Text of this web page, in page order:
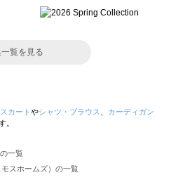
覧を見る
スカート やシャツ・ブラウス
カーディガン
。
一覧
スホームズ）の一覧